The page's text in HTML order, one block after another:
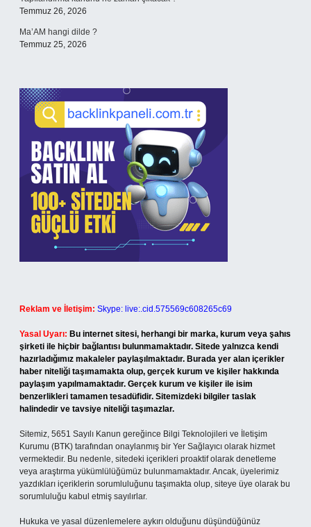
Temmuz 26, 2026
Ma’AM hangi dilde ?
Temmuz 25, 2026
Reklam ve İletişim: Skype: live:.cid.575569c608265c69
Yasal Uyarı: Bu internet sitesi, herhangi bir marka, kurum veya şahıs
şirketi ile hiçbir bağlantısı bulunmamaktadır. Sitede yalnızca kendi
hazırladığımız makaleler paylaşılmaktadır. Burada yer alan içerikler
haber niteliği taşımamakta olup, gerçek kurum ve kişiler hakkında
paylaşım yapılmamaktadır. Gerçek kurum ve kişiler ile isim
benzerlikleri tamamen tesadüfidir. Sitemizdeki bilgiler taslak
halindedir ve tavsiye niteliği taşımazlar.
Sitemiz, 5651 Sayılı Kanun gereğince Bilgi Teknolojileri ve İletişim
Kurumu (BTK) tarafından onaylanmış bir Yer Sağlayıcı olarak hizmet
vermektedir. Bu nedenle, sitedeki içerikleri proaktif olarak denetleme
veya araştırma yükümlülüğümüz bulunmamaktadır. Ancak, üyelerimiz
yazdıkları içeriklerin sorumluluğunu taşımakta olup, siteye üye olarak bu
sorumluluğu kabul etmiş sayılırlar.
Hukuka ve yasal düzenlemelere aykırı olduğunu düşündüğünüz